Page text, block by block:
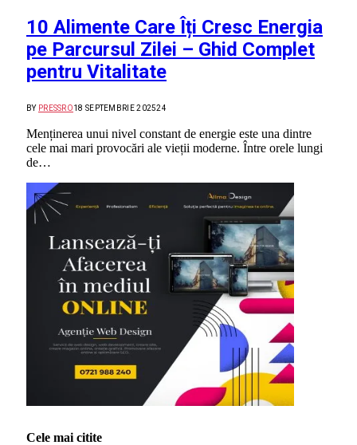
10 Alimente Care Îți Cresc Energia
pe Parcursul Zilei – Ghid Complet
pentru Vitalitate
BY PRESSRO18 SEPTEMBRIE 202524
Menținerea unui nivel constant de energie este una dintre
cele mai mari provocări ale vieții moderne. Între orele lungi
de…
Cele mai citite